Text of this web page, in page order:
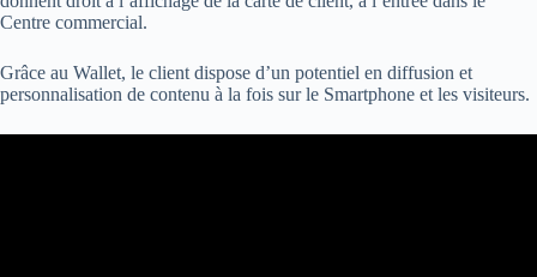
Centre commercial.
Grâce au Wallet, le client dispose d’un potentiel en diffusion et
personnalisation de contenu à la fois sur le Smartphone et les visiteurs.